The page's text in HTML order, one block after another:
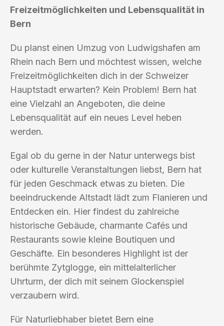
Freizeitmöglichkeiten und Lebensqualität in
Bern
Du planst einen Umzug von Ludwigshafen am
Rhein nach Bern und möchtest wissen, welche
Freizeitmöglichkeiten dich in der Schweizer
Hauptstadt erwarten? Kein Problem! Bern hat
eine Vielzahl an Angeboten, die deine
Lebensqualität auf ein neues Level heben
werden.
Egal ob du gerne in der Natur unterwegs bist
oder kulturelle Veranstaltungen liebst, Bern hat
für jeden Geschmack etwas zu bieten. Die
beeindruckende Altstadt lädt zum Flanieren und
Entdecken ein. Hier findest du zahlreiche
historische Gebäude, charmante Cafés und
Restaurants sowie kleine Boutiquen und
Geschäfte. Ein besonderes Highlight ist der
berühmte Zytglogge, ein mittelalterlicher
Uhrturm, der dich mit seinem Glockenspiel
verzaubern wird.
Für Naturliebhaber bietet Bern eine